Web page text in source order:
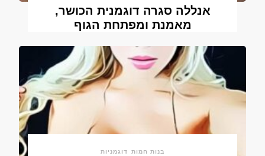
אנללה סגרה דוגמנית הכושר,
מאמנת ומפתחת הגוף
בנות חמות דוגמניות